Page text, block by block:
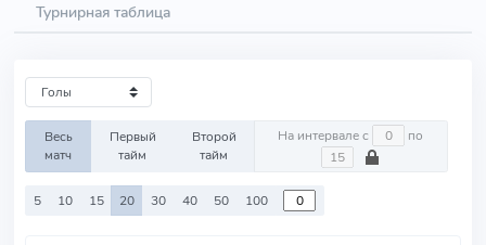
Турнирная таблица
Весь
матч
Первый
тайм
Второй
тайм
На интервале с по
5 10 15 20 30 40 50 100